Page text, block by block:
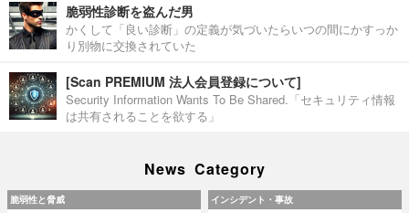
脆弱性診断を盗んだ男
かくして「良い診断」の定義が気づいたらいつの間にかすっか
り別物に交換されていた
[Scan PREMIUM 法人会員登録について]
Security Information Wants To Be Shared.「セキュリティ情報
は共有されることを欲する」
News Category
脆弱性と脅威 インシデント・事故